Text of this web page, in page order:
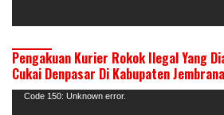
Pengakuan Kurier Rokok Ilegal Yang
Cukai Denpasar Di Kabupaten Jembrana
Pemutar
Code 150: Unknown error.